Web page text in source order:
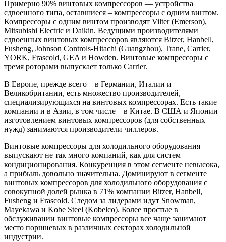
Примерно 90% винтовых компрессоров — устройства
сдвоенного типа, оставшиеся – компрессоры с одним винтом.
Компрессоры с одним винтом производят Vilter (Emerson),
Mitsubishi Electric и Daikin. Ведущими производителями
сдвоенных винтовых компрессоров являются Bitzer, Hanbell,
Fusheng, Johnson Controls-Hitachi (Guangzhou), Trane, Carrier,
YORK, Frascold, GEA и Howden. Винтовые компрессоры с
тремя роторами выпускает только Carrier.
В Европе, прежде всего – в Германии, Италии и
Великобритании, есть множество производителей,
специализирующихся на винтовых компрессорах. Есть такие
компании и в Азии, в том числе – в Китае. В США и Японии
изготовлением винтовых компрессоров (для собственных
нужд) занимаются производители чиллеров.
Винтовые компрессоры для холодильного оборудования
выпускают не так много компаний, как для систем
кондиционирования. Конкуренция в этом сегменте невысока,
а прибыль довольно значительна. Доминируют в сегменте
винтовых компрессоров для холодильного оборудования с
совокупной долей рынка в 71% компании Bitzer, Hanbell,
Fusheng и Frascold. Следом за лидерами идут Snowman,
Mayekawa и Kobe Steel (Kobelco). Более простые в
обслуживании винтовые компрессоры все чаще занимают
место поршневых в различных секторах холодильной
индустрии.